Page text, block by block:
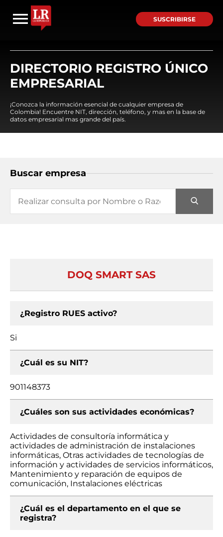
SUSCRIBIRSE
DIRECTORIO REGISTRO ÚNICO
EMPRESARIAL
¡Conozca la información esencial de cualquier empresa de
Colombia! Encuentre NIT, dirección, teléfono, y mas en la base de
datos empresarial mas grande del país.
Buscar empresa
DOQ SMART SAS
¿Registro RUES activo?
Si
¿Cuál es su NIT?
901148373
¿Cuáles son sus actividades económicas?
Actividades de consultoría informática y
actividades de administración de instalaciones
informáticas, Otras actividades de tecnologías de
información y actividades de servicios informáticos,
Mantenimiento y reparación de equipos de
comunicación, Instalaciones eléctricas
¿Cuál es el departamento en el que se
registra?